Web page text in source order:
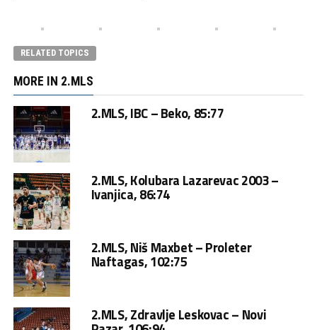
RELATED TOPICS
MORE IN 2.MLS
2.MLS, IBC – Beko, 85:77
2.MLS, Kolubara Lazarevac 2003 –
Ivanjica, 86:74
2.MLS, Niš Maxbet – Proleter
Naftagas, 102:75
2.MLS, Zdravlje Leskovac – Novi